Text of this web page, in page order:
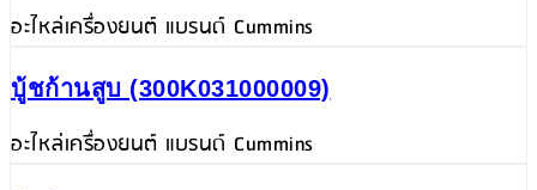
อะไหล่เครื่องยนต์ แบรนด์ Cummins
บู้ชก้านสูบ (300K031000009)
อะไหล่เครื่องยนต์ แบรนด์ Cummins